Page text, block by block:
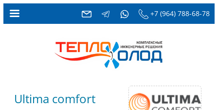
+7 (964) 788-68-78
Ultima comfort